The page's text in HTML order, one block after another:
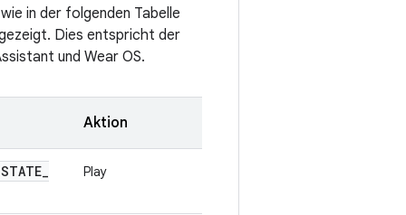
in der folgenden Tabelle
Dies entspricht der
und Wear OS.
Aktion
STATE Play